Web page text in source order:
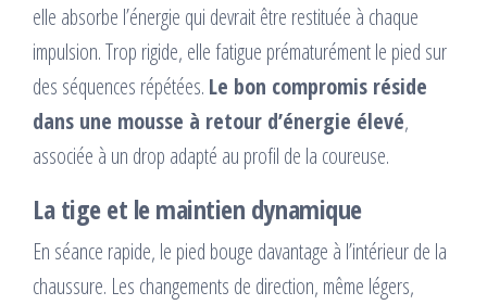
elle absorbe l’énergie qui devrait être restituée à chaque
impulsion. Trop rigide, elle fatigue prématurément le pied sur
des séquences répétées. Le bon compromis réside
dans une mousse à retour d’énergie élevé,
associée à un drop adapté au profil de la coureuse.
La tige et le maintien dynamique
En séance rapide, le pied bouge davantage à l’intérieur de la
chaussure. Les changements de direction, même légers,